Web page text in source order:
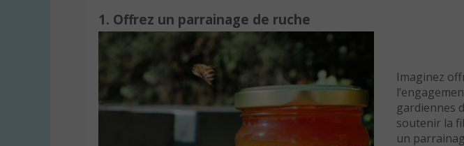
1. Offrez un parrainage de ruche
Imaginez
gardiennes
soutenir la
un